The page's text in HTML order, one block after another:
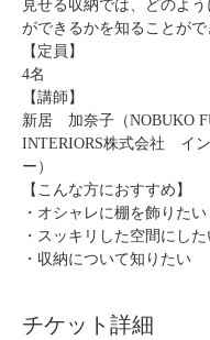
見せる収納では、どのよ
ができるかを知ることがで
【定員】
4名
【講師】
新居　加奈子（NOBUKO
INTERIORS株式会社　イ
ー）
【こんな方におすすめ】
・オシャレに棚を飾りたい
・スッキリした空間にした
・収納について知りたい
チケット詳細